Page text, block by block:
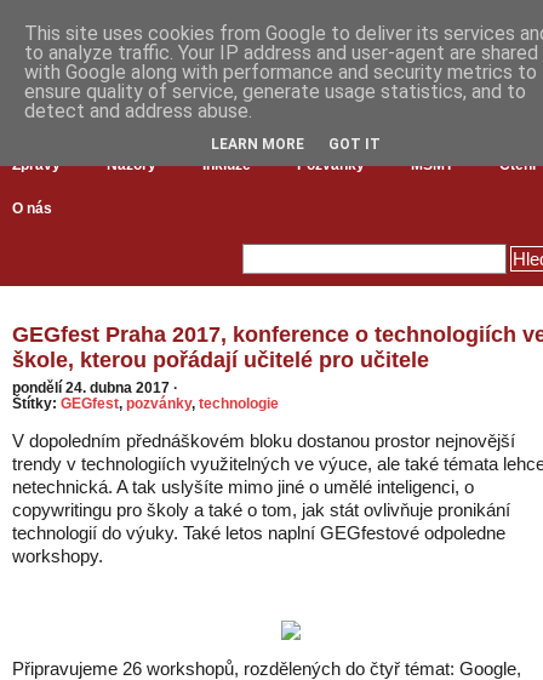
Zprávy Názory Inkluze Pozvánky MŠMT Čtení
O nás
GEGfest Praha 2017, konference o technologiích
škole, kterou pořádají učitelé pro učitele
pondělí 24. dubna 2017 ·
Štítky: GEGfest, pozvánky, technologie
V dopoledním přednáškovém bloku dostanou prostor nejnovější
trendy v technologiích využitelných ve výuce, ale také témata
netechnická. A tak uslyšíte mimo jiné o umělé inteligenci, o
copywritingu pro školy a také o tom, jak stát ovlivňuje pronikání
technologií do výuky. Také letos naplní GEGfestové odpoledne
workshopy.
Připravujeme 26 workshopů, rozdělených do čtyř témat: Google,
This site uses cookies from Google to deliver its services
to analyze traffic. Your IP address and user-agent are shared
with Google along with performance and security metrics to
ensure quality of service, generate usage statistics, and to
detect and address abuse.
LEARN MORE GOT IT